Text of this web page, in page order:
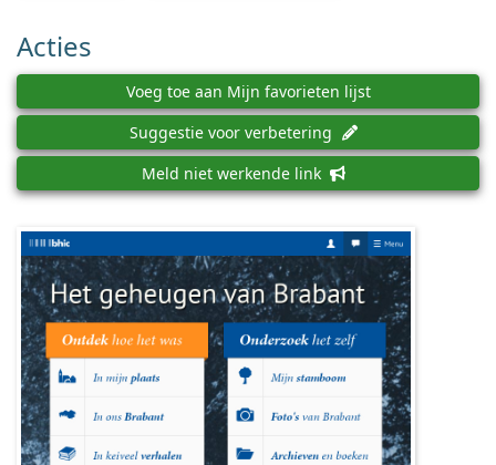
Acties
Voeg toe aan Mijn favorieten lijst
Suggestie voor verbetering
Meld niet werkende link